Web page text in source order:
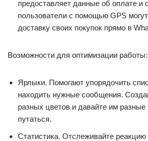
предоставляет данные об оплате и
пользователи с помощью GPS
доставку своих покупок прямо в
Возможности для оптимизации работы:
Ярлыки. Помогают упорядочить
находить нужные сообщения.
разных цветов и давайте им
путаться.
Статистика. Отслеживайте